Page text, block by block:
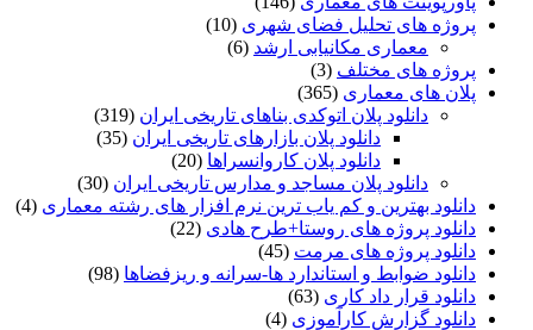
پروژه های تحلیل فضای شهری (10)
معماری مکانیابی ارشد (6)
پروژه های مختلف (3)
پلان های معماری (365)
دانلود پلان اتوکدی بناهای تاریخی ایران (319)
دانلود پلان بازارهای تاریخی ایران (35)
دانلود پلان کاروانسراها (20)
دانلود پلان مساجد و مدارس تاریخی ایران (30)
دانلود بهترین و کم یاب ترین نرم افزار های رشته معماری (4)
دانلود پروژه های روستا+طرح هادی (22)
دانلود پروژه های مرمت (45)
دانلود ضوابط و استاندارد ها-سرانه و ریزفضاها (98)
دانلود قرار داد کاری (63)
دانلود گزارش کارآموزی (4)